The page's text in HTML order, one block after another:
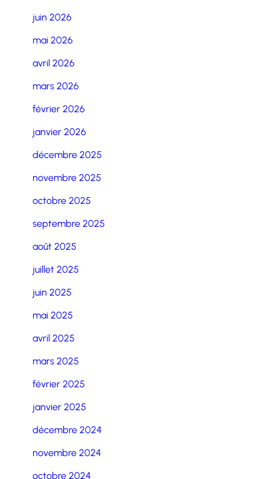
juin 2026
mai 2026
avril 2026
mars 2026
février 2026
janvier 2026
décembre 2025
novembre 2025
octobre 2025
septembre 2025
août 2025
juillet 2025
juin 2025
mai 2025
avril 2025
mars 2025
février 2025
janvier 2025
décembre 2024
novembre 2024
octobre 2024